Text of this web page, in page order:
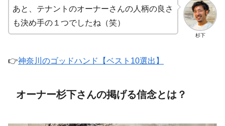
杉下
あと、テナントのオーナーさんの人柄の良さ
も決め手の１つでしたね（笑）
👉神奈川のゴッドハンド【ベスト10選出】
オーナー杉下さんの掲げる信念とは？